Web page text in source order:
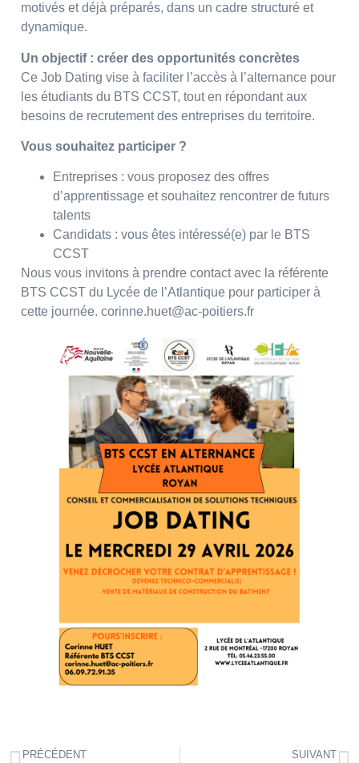
motivés et déjà préparés, dans un cadre structuré et
dynamique.
Un objectif : créer des opportunités concrètes
Ce Job Dating vise à faciliter l’accès à l’alternance pour
les étudiants du BTS CCST, tout en répondant aux
besoins de recrutement des entreprises du territoire.
Vous souhaitez participer ?
Entreprises : vous proposez des offres
d’apprentissage et souhaitez rencontrer de futurs
talents
Candidats : vous êtes intéressé(e) par le BTS
CCST
Nous vous invitons à prendre contact avec la référente
BTS CCST du Lycée de l’Atlantique pour participer à
cette journée. corinne.huet@ac-poitiers.fr
PRÉCÉDENT SUIVANT